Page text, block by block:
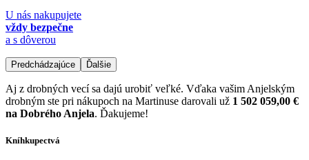
U nás nakupujete
vždy bezpečne
a s dôverou
Predchádzajúce Ďalšie
Aj z drobných vecí sa dajú urobiť veľké. Vďaka vašim Anjelským
drobným ste pri nákupoch na Martinuse darovali už 1 502 059,00 €
na Dobrého Anjela. Ďakujeme!
Kníhkupectvá